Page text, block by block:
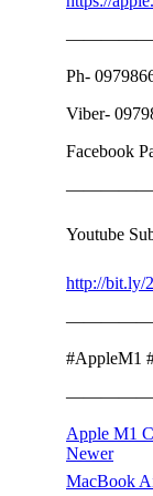
Ph-
Viber-
Facebook
Youtube
http://bit.ly/
#AppleM1
Apple M1
Newer
MacBook